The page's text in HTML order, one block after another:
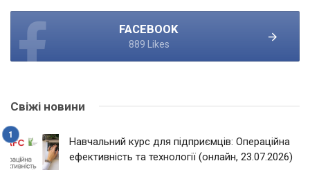
FACEBOOK
889 Likes
Свіжі новини
Навчальний курс для підприємців: Операційна
ефективність та технології (онлайн, 23.07.2026)